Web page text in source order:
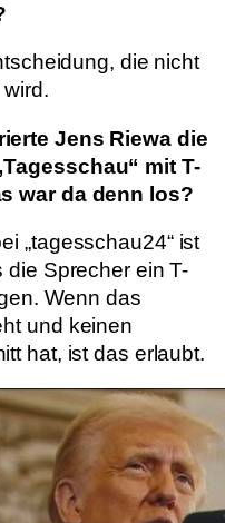
die nicht
Jens Riewa die
mit T-
war da denn los?
„tagesschau24“ ist
Sprecher ein T-
Wenn das
und keinen
hat, ist das erlaubt.